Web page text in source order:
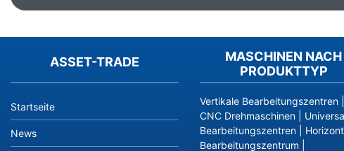
ASSET-TRADE
Startseite
News
MASCHINEN NACH
PRODUKTTYP
Vertikale Bearbeitungszentren
CNC Drehmaschinen
Bearbeitungszentren
Bearbeitungszentrum